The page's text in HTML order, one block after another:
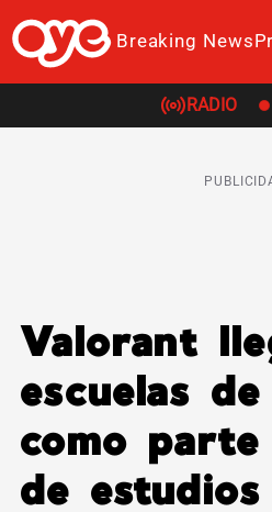
Breaking News
RADIO
Valorant
escuelas
como
de estudios